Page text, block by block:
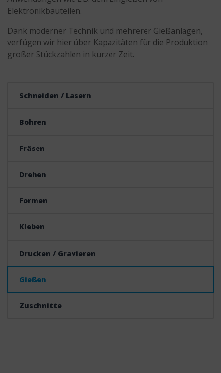
Elektronikbauteilen.
Dank moderner Technik und mehrerer Gießanlagen,
verfügen wir hier über Kapazitäten für die Produktion
großer Stückzahlen in kurzer Zeit.
Schneiden / Lasern
Bohren
Fräsen
Drehen
Formen
Kleben
Drucken / Gravieren
Gießen
Zuschnitte